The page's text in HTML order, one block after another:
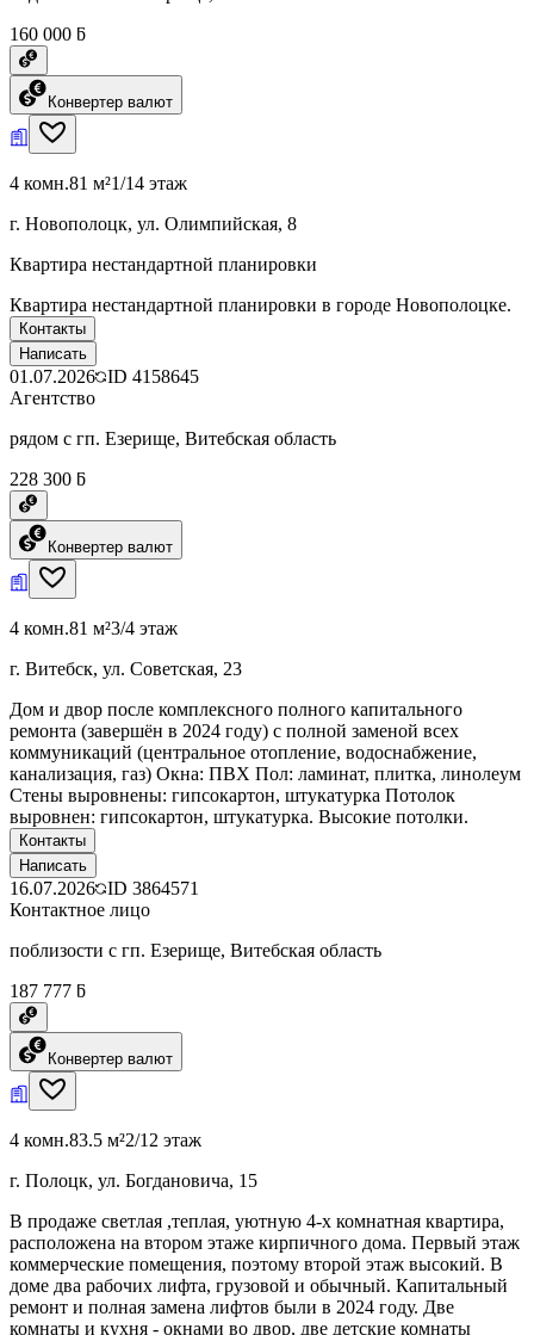
160 000 ƃ
Конвертер валют
4 комн.81 м²1/14 этаж
г. Новополоцк, ул. Олимпийская, 8
Квартира нестандартной планировки
Квартира нестандартной планировки в городе Новополоцке.
Контакты
Написать
01.07.2026 ID 4158645
Агентство
рядом с гп. Езерище, Витебская область
228 300 ƃ
Конвертер валют
4 комн.81 м²3/4 этаж
г. Витебск, ул. Советская, 23
Дом и двор после комплексного полного капитального
ремонта (завершён в 2024 году) с полной заменой всех
коммуникаций (центральное отопление, водоснабжение,
канализация, газ) Окна: ПВХ Пол: ламинат, плитка, линолеум
Стены выровнены: гипсокартон, штукатурка Потолок
выровнен: гипсокартон, штукатурка. Высокие потолки.
Контакты
Написать
16.07.2026 ID 3864571
Контактное лицо
поблизости с гп. Езерище, Витебская область
187 777 ƃ
Конвертер валют
4 комн.83.5 м²2/12 этаж
г. Полоцк, ул. Богдановича, 15
В продаже светлая ,теплая, уютную 4-х комнатная квартира,
расположена на втором этаже кирпичного дома. Первый этаж
коммерческие помещения, поэтому второй этаж высокий. В
доме два рабочих лифта, грузовой и обычный. Капитальный
ремонт и полная замена лифтов были в 2024 году. Две
комнаты и кухня - окнами во двор, две детские комнаты